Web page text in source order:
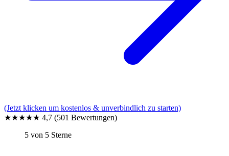
(Jetzt klicken um kostenlos & unverbindlich zu starten)
★★★★★ 4,7 (501 Bewertungen)
5 von 5 Sterne